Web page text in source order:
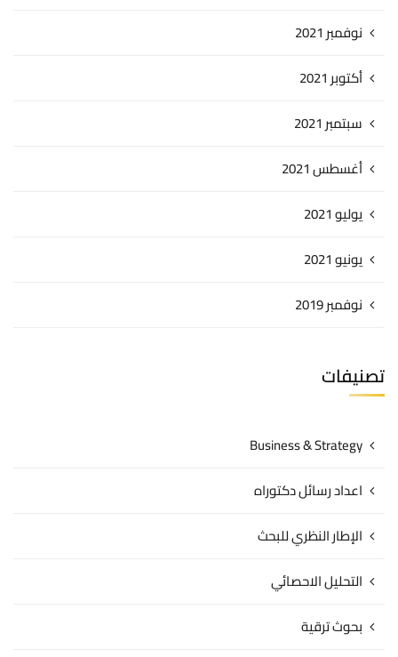
نوفمبر 2021
أكتوبر 2021
سبتمبر 2021
أغسطس 2021
يوليو 2021
يونيو 2021
نوفمبر 2019
تصنيفات
Business & Strategy
اعداد رسائل دكتوراه
الإطار النظري للبحث
التحليل الاحصائي
بحوث ترقية